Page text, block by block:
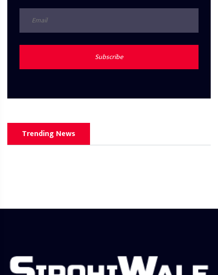
Subscribe
Trending News